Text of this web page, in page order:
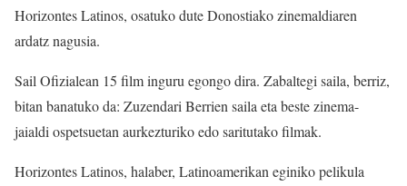
Horizontes Latinos, osatuko dute Donostiako zinemaldiaren
ardatz nagusia.
Sail Ofizialean 15 film inguru egongo dira. Zabaltegi saila, berriz,
bitan banatuko da: Zuzendari Berrien saila eta beste zinema-
jaialdi ospetsuetan aurkezturiko edo saritutako filmak.
Horizontes Latinos, halaber, Latinoamerikan eginiko pelikula